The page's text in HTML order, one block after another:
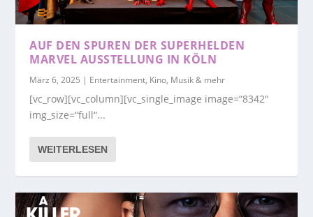
AUF DEN SPUREN DER SUPERHELDEN
MARVEL AUSSTELLUNG IN KÖLN
März 6, 2025 | Entertainment, Kino, Musik & mehr
[vc_row][vc_column][vc_single_image image=“8342″
img_size=“full“...
WEITERLESEN